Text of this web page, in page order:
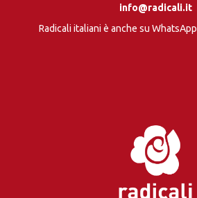
info@radicali.it
Radicali italiani è anche su WhatsApp